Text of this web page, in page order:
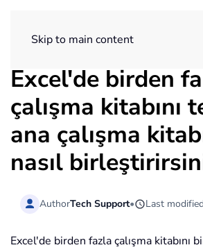
Skip to main content
Excel'de birden
çalışma kitabını
ana çalışma
nasıl
AuthorTech Support• Last modified
Excel'de birden fazla çalışma kitabını